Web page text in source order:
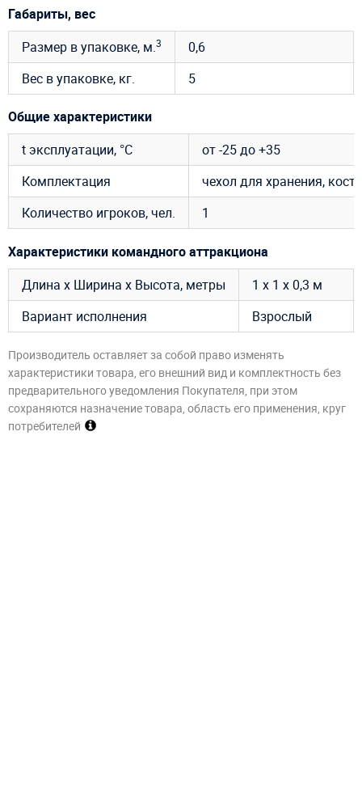
Габариты, вес
Размер в упаковке, м.3
0,6
Вес в упаковке, кг.
5
Общие характеристики
t эксплуатации, °C
от -25 до +35
Комплектация
чехол для хранения,
Количество игроков, чел.
1
Характеристики командного аттракциона
Длина х Ширина х Высота, метры
1 х 1 х 0,3 м
Вариант исполнения
Взрослый
Производитель оставляет за собой право изменять
характеристики товара, его внешний вид и комплектность без
предварительного уведомления Покупателя, при этом
сохраняются назначение товара, область его применения, круг
потребителей